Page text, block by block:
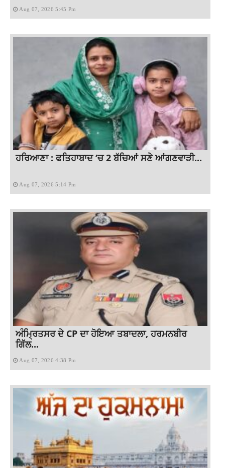
Aug 07, 2026 5:45 Pm
ਹਰਿਆਣਾ : ਫਤਿਹਾਬਾਦ ‘ਚ 2 ਬੱਚਿਆਂ ਸਣੇ ਆਂਗਣਵਾੜੀ...
Aug 07, 2026 5:14 Pm
ਅੰਮ੍ਰਿਤਸਰ ਦੇ CP ਦਾ ਹੋਇਆ ਤਬਾਦਲਾ, ਹਰਮਨਬੀਰ
ਗਿੱਲ...
Aug 07, 2026 4:38 Pm